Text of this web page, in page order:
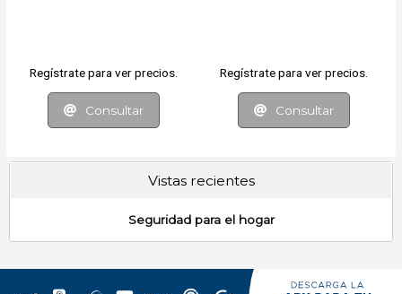
Regístrate para ver precios.
Consultar
Regístrate para ver precios.
Consultar
Vistas recientes
Seguridad para el hogar